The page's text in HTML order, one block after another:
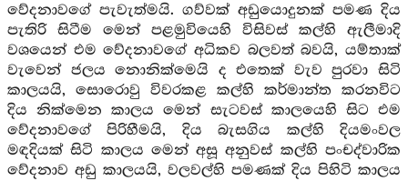
වේදනාවගේ පැවැත්මයි. ගව්වක් අඩුයොදුනක් පමණ දිය
පැතිරි සිටීම මෙන් පළමුවියෙහි විසිවස් කල්හි ඇලීමාදි
වශයෙන් එම වේදනාවගේ අධිකව බලවත් බවයි, යම්තාක්
වැවෙන් ජලය නොනික්මෙයි ද එතෙක් වැව පුරවා සිටි
කාලයයි, සොරොවු විවරකළ කල්හි කර්මාන්ත කරනවිට
දිය නික්මෙන කාලය මෙන් සැටවස් කාලයෙහි සිට එම
වේදනාවගේ පිරිහීමයි, දිය බැසගිය කල්හි දියමංවල
මඳදියක් සිටි කාලය මෙන් අසූ අනුවස් කල්හි පංචද්වාරික
වේදනාව අඩු කාලයයි, වලවල්හි පමණක් දිය පිහිටි කාලය